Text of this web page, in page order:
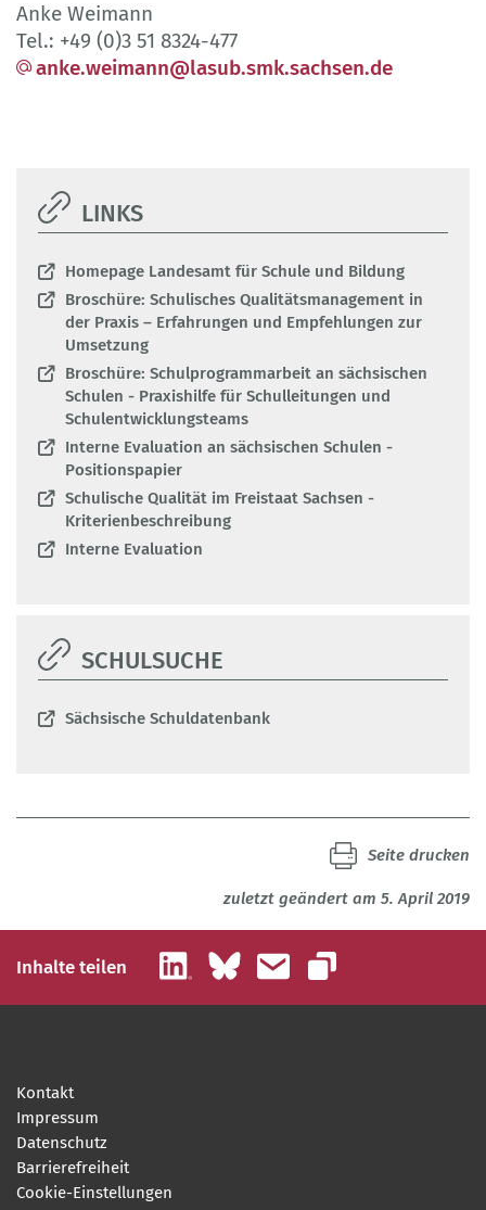
Anke Weimann
Tel.: +49 (0)3 51 8324-477
anke.weimann@lasub.smk.sachsen.de
LINKS
Homepage Landesamt für Schule und Bildung
Broschüre: Schulisches Qualitätsmanagement in
der Praxis – Erfahrungen und Empfehlungen zur
Umsetzung
Broschüre: Schulprogrammarbeit an sächsischen
Schulen - Praxishilfe für Schulleitungen und
Schulentwicklungsteams
Interne Evaluation an sächsischen Schulen -
Positionspapier
Schulische Qualität im Freistaat Sachsen -
Kriterienbeschreibung
Interne Evaluation
SCHULSUCHE
Sächsische Schuldatenbank
zuletzt geändert am 5. April 2019
Seite drucken
Inhalte teilen LinkedInBlueskyE-Mail
Link kopieren
Kontakt
Impressum
Datenschutz
Barrierefreiheit
Cookie-Einstellungen